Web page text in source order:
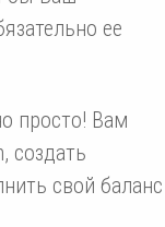
ее
просто! Вам
создать
свой баланс